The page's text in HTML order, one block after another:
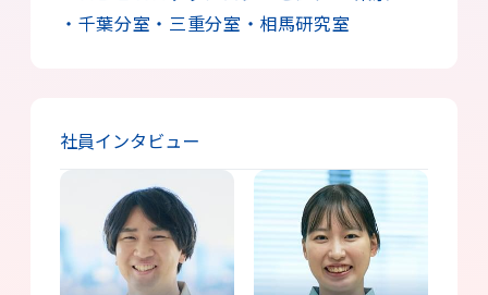
・千葉分室 ・三重分室 ・相馬研究室
社員インタビュー